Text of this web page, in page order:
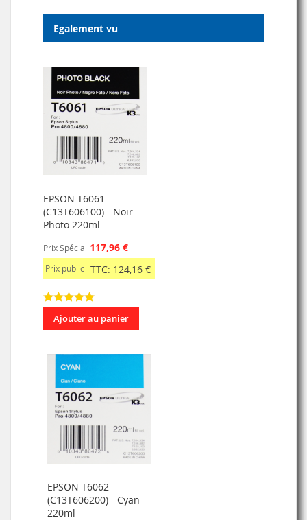
Egalement vu
EPSON T6061
(C13T606100) - Noir
Photo 220ml
Prix Spécial 117,96 €
Prix public TTC: 124,16 €
Ajouter au panier
EPSON T6062
(C13T606200) - Cyan
220ml